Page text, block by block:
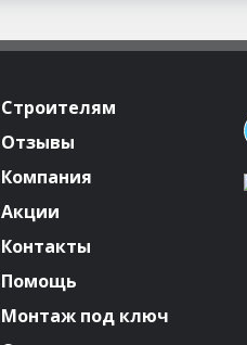
Строителям
Отзывы
Компания
Акции
Контакты
Помощь
Монтаж под ключ